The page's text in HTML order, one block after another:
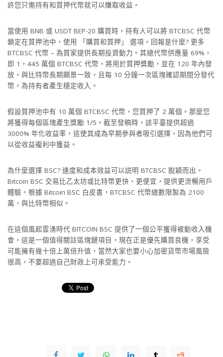
許您只需持有和質押代幣就可以賺取收益。
當使用 BNB 或 USDT BEP-20 購買時，持有人可以將 BTCBSC 代幣
鎖定在質押池中，使用 「購買和質押」 選項。回報是什麼? 更多
BTCBSC 代幣 – 為買家提供長期投資動力。其總代幣供應量 69%，
即 1，445 萬個 BTCBSC 代幣，將用於質押獎勵，並在 120 年內發
放，與比特幣長期願景一致，且每 10 分鐘一次區塊確認期間分發代
幣，為持有者產生穩定收入。
假設質押池中有 10 萬個 BTCBSC 代幣，您質押了 2 萬個。那麼您
將獲得每個區塊產生獎勵 1/5。截至發稿時，該平臺提供超過
3000% 年化收益率，這使其成為早期參與者吸引選擇，因為他們可
以從收益複利中獲益。
為什麼選擇 BSC? 速度和成本效益可以説明 BTCBSC 脫穎而出。
Bitcoin BSC 交易比乙太坊或比特幣更快、更便宜，提供更流暢用戶
體驗。根據 Bitcoin BSC 白皮書，BTCBSC 代幣總數限製為 2100
萬，與比特幣相似。
在這個風起雲湧時代 BITCOIN BSC 提供了一個公平獲得被動收入機
會，這是一個值得關註區塊鏈項目，現在正是優先購買良機，享受
可能擁有幾十倍上萬倍升值，當然大家也要小心加密貨幣市場風險
很高，不要超過自己財政上可承受能力。